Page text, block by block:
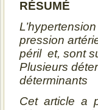
RÉSUMÉ
pression
péril et, sont
Plusieurs
déterminants
Cet article a